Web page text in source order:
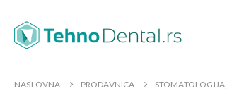
NASLOVNA PRODAVNICA STOMATOLOGIJA,